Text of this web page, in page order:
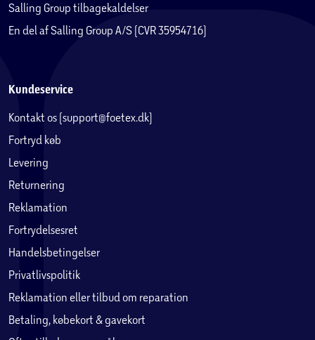
Salling Group tilbagekaldelser
En del af Salling Group A/S (CVR 35954716)
Kundeservice
Kontakt os (support@foetex.dk)
Fortryd køb
Levering
Returnering
Reklamation
Fortrydelsesret
Handelsbetingelser
Privatlivspolitik
Reklamation eller tilbud om reparation
Betaling, købekort & gavekort